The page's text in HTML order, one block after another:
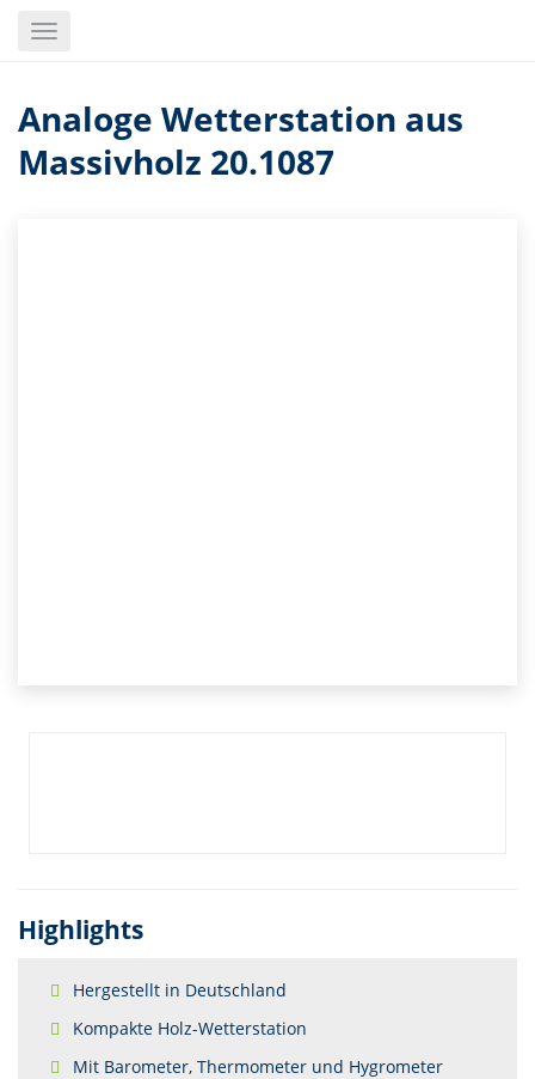
Toggle
Analoge Wetterstation aus
Massivholz 20.1087
Highlights
Hergestellt in Deutschland
Kompakte Holz-Wetterstation
Mit Barometer, Thermometer und Hygrometer